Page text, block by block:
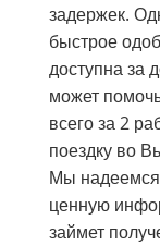
задержек.
быстрое
доступна за
может
всего за 2
поездку во
Мы
ценную
займет